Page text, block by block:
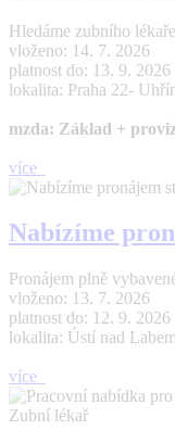
Hledáme zubního
vloženo: 14. 7. 2026
platnost do: 13. 9. 2026
lokalita: Praha 22-
mzda: Základ +
více
Nabízíme
Pronájem plně
vloženo: 13. 7. 2026
platnost do: 12. 9. 2026
lokalita: Ústí nad
více
Zubní lékař